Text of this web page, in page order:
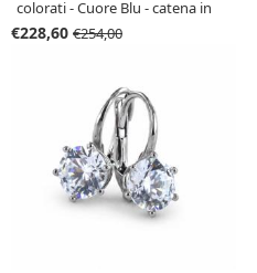
colorati - Cuore Blu - catena in
argento collezione Miami
€228,60 €254,00